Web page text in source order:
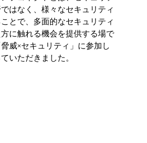
はなく、様々なセキュリティ
とで、多面的なセキュリティ
に触れる機会を提供する場で
威×セキュリティ」に参加し
いただきました。